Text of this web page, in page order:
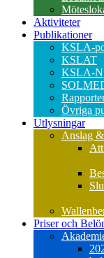
Aktiviteter
Publikationer
KSLA-
KSLAT
KSLA-
Övriga
Utlysningar
Anslag
Priser och